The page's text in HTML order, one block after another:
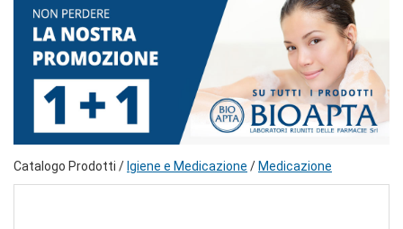
Catalogo Prodotti /Igiene e Medicazione /Medicazione